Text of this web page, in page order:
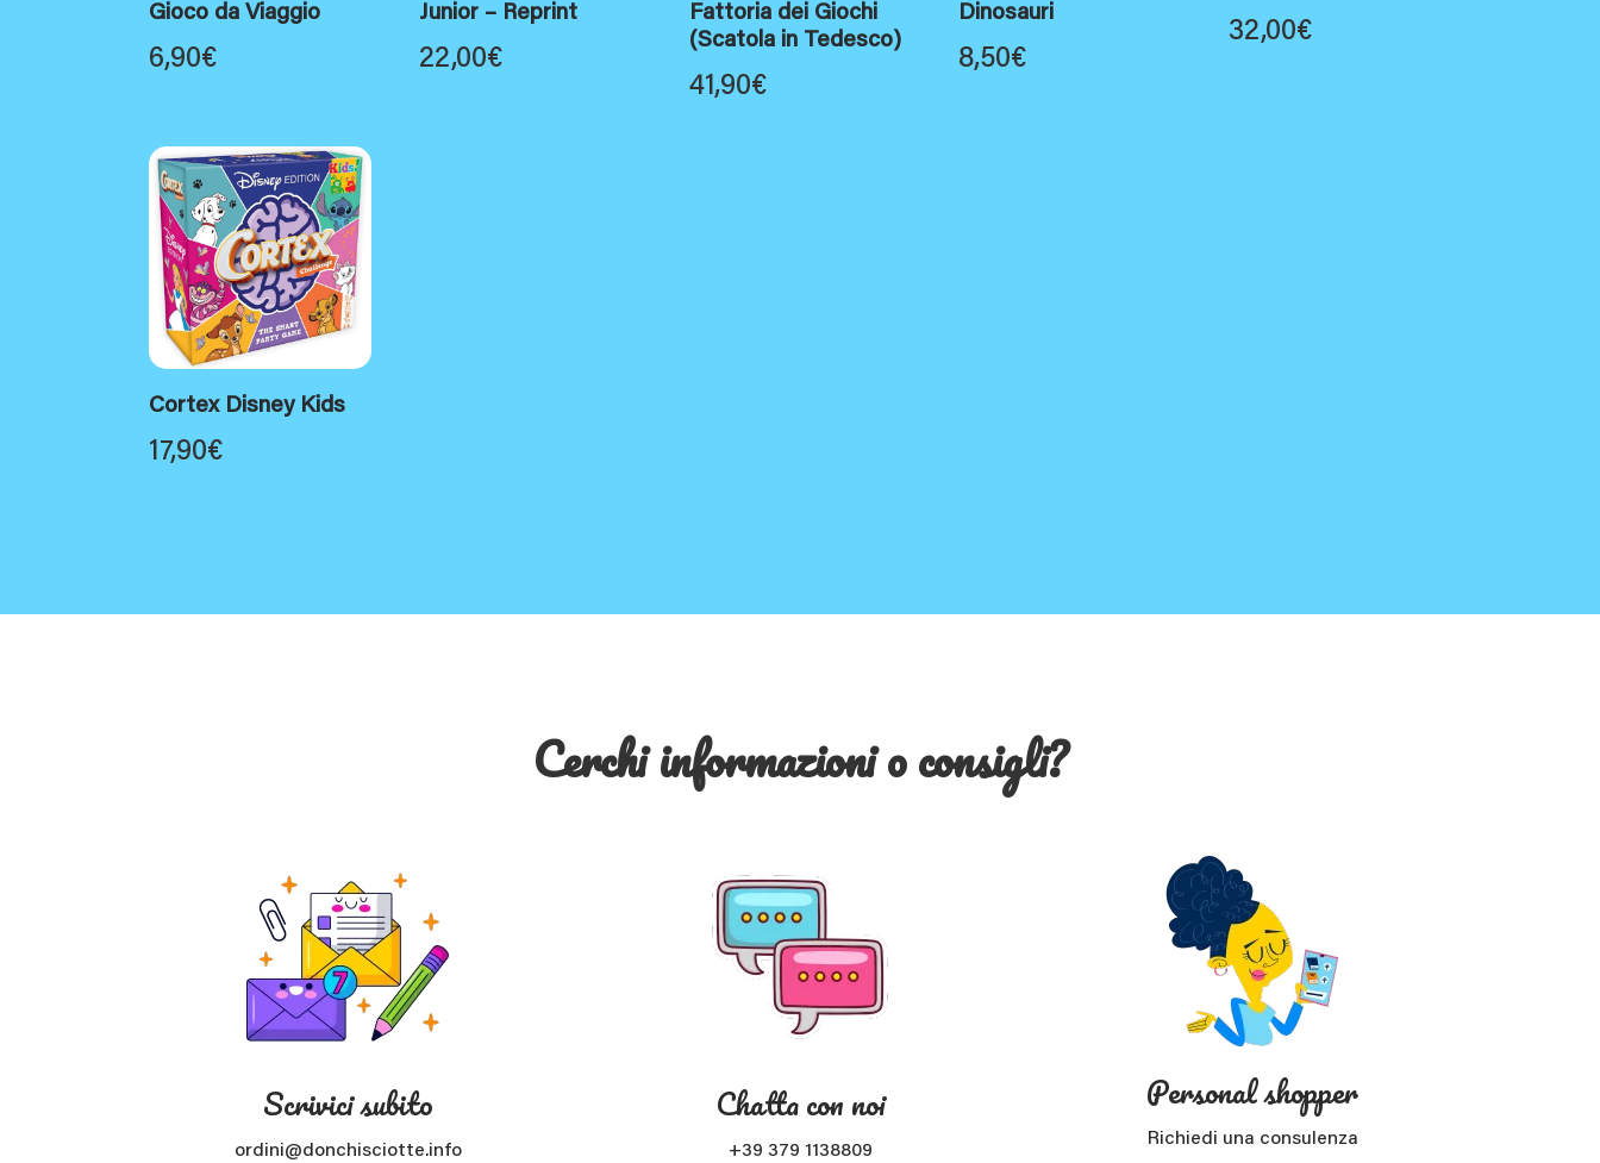
Gioco da Viaggio
6,90€
Junior – Reprint
22,00€
Fattoria dei Giochi
(Scatola in Tedesco)
41,90€
Dinosauri
8,50€
32,00€
Cortex Disney Kids
17,90€
Cerchi informazioni o consigli?
Scrivici subito
ordini@donchisciotte.info
Chatta con noi
+39 379 1138809
Personal shopper
Richiedi una consulenza